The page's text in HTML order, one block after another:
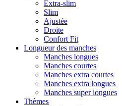
Extra-slim
Slim
Ajustée
Droite
Confort Fit
Longueur des manches
Manches longues
Manches courtes
Manches extra courtes
Manches extra longues
Manches super longues
Thèmes